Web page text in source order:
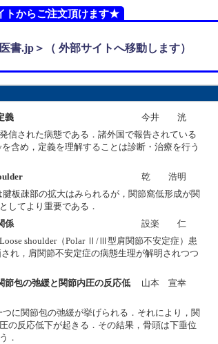
トからご注文頂けます★
書.jp＞（ 外部サイトへ移動します）
義
今井 洸
信された病態である．諸外国で報告されている
含め，定義を理解することは診断・治療を行う
乾 浩明
腱板疎部の拡大はみられるが，関節窩低形成が関
してより重要である．
係
設楽 仁
shoulder（Polar Ⅱ/Ⅲ型肩関節不安定症）患
れ，肩関節不安定症の病態生理が解明されつつ
節包の弛緩と関節内圧の反応低
山本 宣幸
つに関節包の弛緩が挙げられる．それにより，関
の反応低下が起きる．その結果，骨頭は下垂位
．